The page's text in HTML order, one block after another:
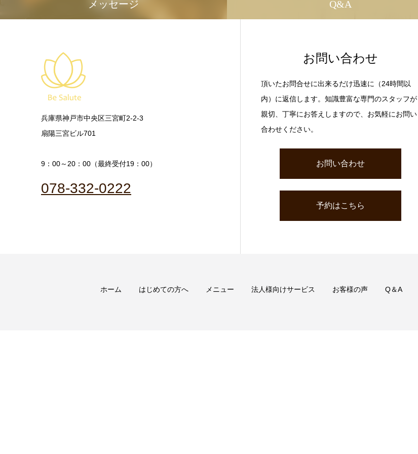
メッセージ Q&A
兵庫県神戸市中央区三宮町2-2-3
扇陽三宮ビル701
9：00～20：00（最終受付19：00）
078-332-0222
お問い合わせ
頂いたお問合せに出来るだけ迅速に（24時間以
内）に返信します。知識豊富な専門のスタッフが
親切、丁寧にお答えしますので、お気軽にお問い
合わせください。
お問い合わせ
予約はこちら
ホーム はじめての方へ メニュー 法人様向けサービス お客様の声 Q＆A